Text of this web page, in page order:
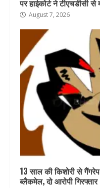
पर हाईकोर्ट ने टीएचडीसी
August 7, 2026
13 साल की किशोरी से
ब्लैकमेल, दो आरोपी गिरफ्तार